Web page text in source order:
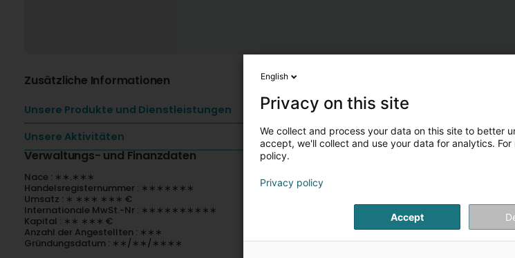
Zusätzliche Informationen
Unsere Produkte und Dienstleistungen
Unsere Aktivitäten
Verwaltungs- und Finanzdaten
Nace : ∗∗.∗∗∗
Handelsregisternummer : ∗∗∗∗∗∗∗
Umsatz : ∗ ∗∗∗ ∗∗∗ €
Internationale MwSt.-Nr : ∗∗∗∗∗∗∗∗∗∗
Kapital : ∗∗ ∗∗∗ €
Anzahl der Angestellten : ∗∗∗
Gründungsdatum : ∗∗/∗∗/∗∗∗∗
English
Privacy on this site
We collect and process your data on this site to better
accept, we'll collect and use your data for analytics.
policy.
Privacy policy
Accept